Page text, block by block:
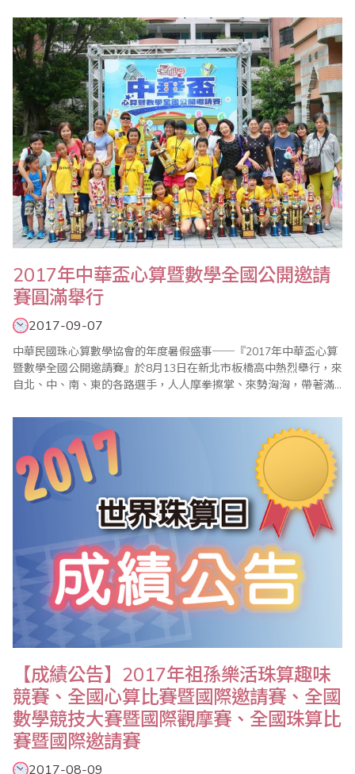
術交流會，台灣省商業總會由副理事長兼珠算委員會主任委員葉宗
義率團一行25人與會，與會成員還包括中國珠算心算協會王朝才副
會長、王妍玲秘書長、米慧珍副祕書長、寧夏..
2017年中華盃心算暨數學全國公開邀請
賽圓滿舉行
2017-09-07
中華民國珠心算數學協會的年度暑假盛事──『2017年中華盃心算
暨數學全國公開邀請賽』於8月13日在新北市板橋高中熱烈舉行，來
自北、中、南、東的各路選手，人人摩拳擦掌、來勢洶洶，帶著滿
佼佼者決一勝負！ 儘管烈日當頭，卻未影響選手們勢在必得的炯炯
鬥志，更掩蓋不了他們手中獎盃那炫目的閃閃光芒！「榮譽」顯現
在選手的小臉蛋上；「欣慰」洋溢在教練..
【成績公告】2017年祖孫樂活珠算趣味
競賽、全國心算比賽暨國際邀請賽、全國
數學競技大賽暨國際觀摩賽、全國珠算比
賽暨國際邀請賽
2017-08-09